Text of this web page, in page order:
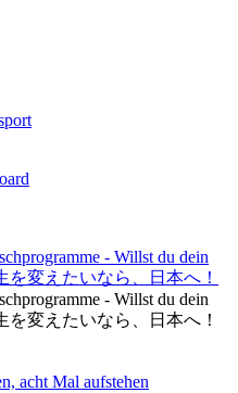
- Willst du dein
を変えたいなら、日本へ！
- Willst du dein
を変えたいなら、日本へ！
acht Mal aufstehen